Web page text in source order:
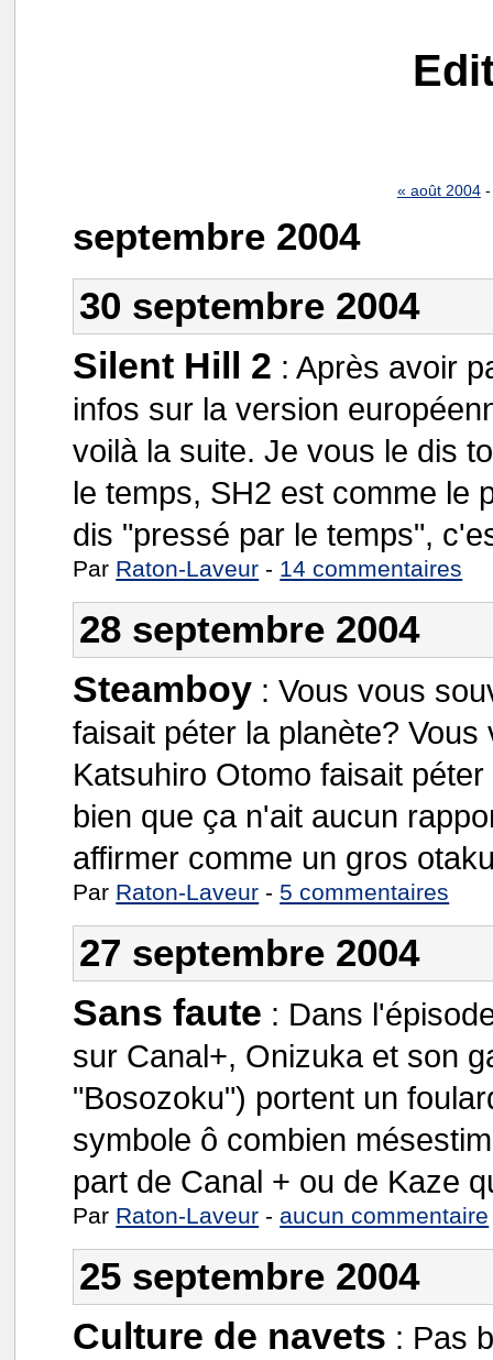
« août 2004-
septembre 2004
30 septembre 2004
Silent Hill 2 :Après avoir
infos sur la version
voilà la suite. Je vous le dis
le temps, SH2 est comme le
dis "pressé par le temps",
Par Raton-Laveur - 14 commentaires
28 septembre 2004
Steamboy :Vous vous
faisait péter la planète?
Katsuhiro Otomo faisait
bien que ça n'ait aucun
affirmer comme un gros
Par Raton-Laveur - 5 commentaires
27 septembre 2004
Sans faute : Dans
sur Canal+, Onizuka et son
"Bosozoku") portent un
symbole ô combien
part de Canal + ou de Kaze
Par Raton-Laveur - aucun commentaire
25 septembre 2004
Culture de navets : Pas